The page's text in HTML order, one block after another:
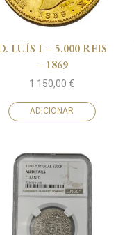
LUÍS I – 5.000 REIS
– 1869
1 150,00€
ADICIONAR